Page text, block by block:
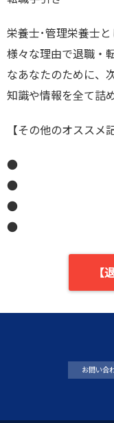
栄養士･管理栄養士と
様々な理由で退職・
なあなたのために、
知識や情報を全て詰
【その他のオススメ
●
●
●
●
【
お問い合